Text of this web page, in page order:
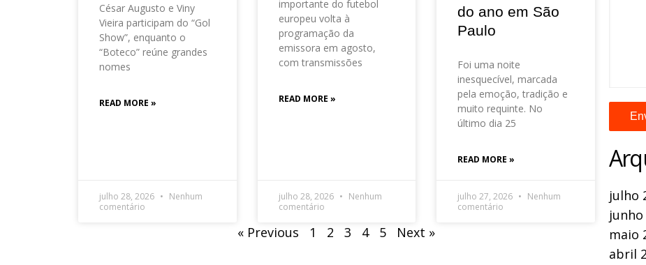
César Augusto e Viny
Vieira participam do “Gol
Show”, enquanto o
“Boteco” reúne grandes
nomes
READ MORE »
julho 28, 2026
Nenhum
comentário
importante do futebol
europeu volta à
programação da
emissora em agosto,
com transmissões
READ MORE »
julho 28, 2026
Nenhum
comentário
do ano em São
Paulo
Foi uma noite
inesquecível, marcada
pela emoção, tradição e
muito requinte. No
último dia 25
READ MORE »
julho 27, 2026
Nenhum
comentário
« Previous 1 2 3 4 5 Next »
julho
junho
maio
abril